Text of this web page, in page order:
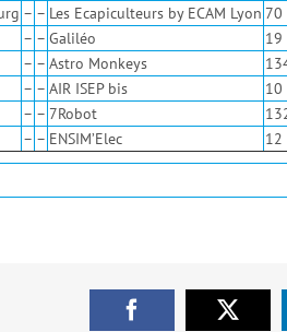
– – Les Ecapiculteurs by ECAM Lyon 70
– – Galiléo
19
– – Astro Monkeys
– – AIR ISEP bis
10
– – 7Robot
– – ENSIM’Elec 12
Facebook X